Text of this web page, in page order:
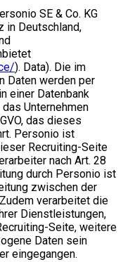
SE & Co. KG
in Deutschland,
). Data). Die im
Daten werden per
einer Datenbank
Unternehmen
das dieses
Personio ist
Recruiting-Seite
nach Art. 28
durch Personio ist
zwischen der
verarbeitet die
Dienstleistungen,
Seite, weitere
Daten sein
eingegangen.